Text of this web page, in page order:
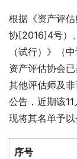
根据《资产评
协[2016]4号）
（试行）》（
资产评估协会
其他评估师及
公告，近期该
现将其名单予以
序号